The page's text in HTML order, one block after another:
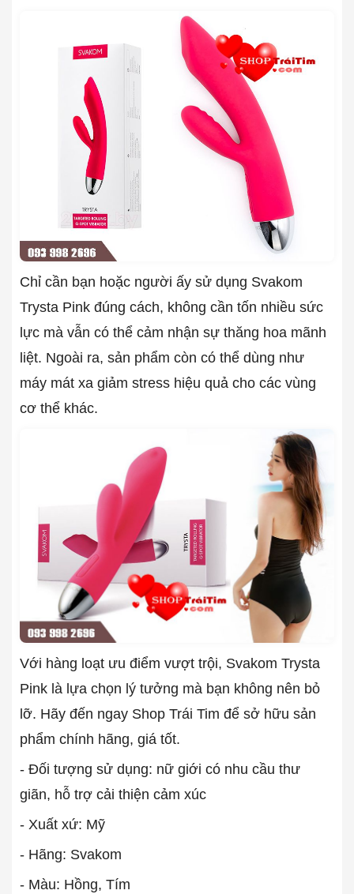
Chỉ cần bạn hoặc người ấy sử dụng Svakom
Trysta Pink đúng cách, không cần tốn nhiều sức
lực mà vẫn có thể cảm nhận sự thăng hoa mãnh
liệt. Ngoài ra, sản phẩm còn có thể dùng như
máy mát xa giảm stress hiệu quả cho các vùng
cơ thể khác.
Với hàng loạt ưu điểm vượt trội, Svakom Trysta
Pink là lựa chọn lý tưởng mà bạn không nên bỏ
lỡ. Hãy đến ngay Shop Trái Tim để sở hữu sản
phẩm chính hãng, giá tốt.
- Đối tượng sử dụng: nữ giới có nhu cầu thư
giãn, hỗ trợ cải thiện cảm xúc
- Xuất xứ: Mỹ
- Hãng: Svakom
- Màu: Hồng, Tím